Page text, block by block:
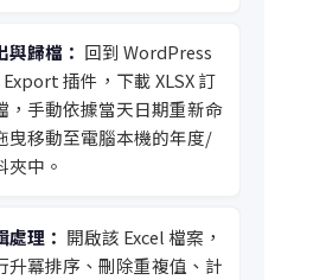
與歸檔： 回到 WordPress
插件，下載 XLSX 訂
，手動依據當天日期重新命
曳移動至電腦本機的年度/
夾中。
處理： 開啟該 Excel 檔案，
升冪排序、刪除重複值、計